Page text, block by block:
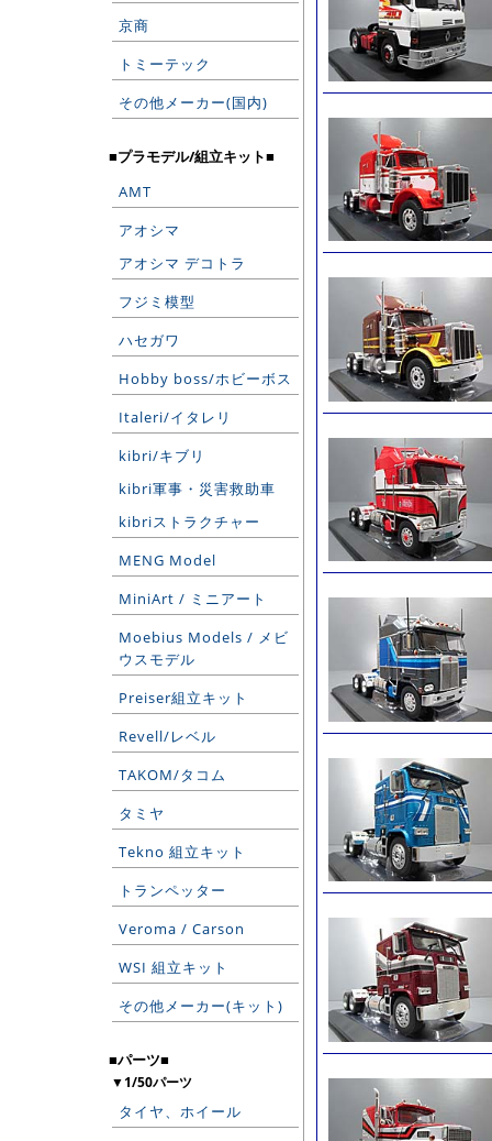
京商
トミーテック
その他メーカー(国内)
■プラモデル/組立キット■
AMT
アオシマ
アオシマ デコトラ
フジミ模型
ハセガワ
Hobby boss/ホビーボス
Italeri/イタレリ
kibri/キブリ
kibri軍事・災害救助車
kibriストラクチャー
MENG Model
MiniArt / ミニアート
Moebius Models / メビ
ウスモデル
Preiser組立キット
Revell/レベル
TAKOM/タコム
タミヤ
Tekno 組立キット
トランペッター
Veroma / Carson
WSI 組立キット
その他メーカー(キット)
■パーツ■
▼1/50パーツ
タイヤ、ホイール